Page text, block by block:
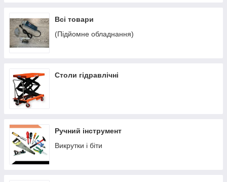
Всі товари
(Підйомне обладнання)
Столи гідравлічні
Ручний інструмент
Викрутки і біти